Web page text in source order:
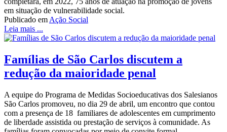
em situação de vulnerabilidade social.
Publicado em Ação Social
Leia mais ...
Famílias de São Carlos discutem a
redução da maioridade penal
A equipe do Programa de Medidas Socioeducativas dos Salesianos
São Carlos promoveu, no dia 29 de abril, um encontro que contou
com a presença de 18 familiares de adolescentes em cumprimento
de liberdade assistida ou prestação de serviços à comunidade. As